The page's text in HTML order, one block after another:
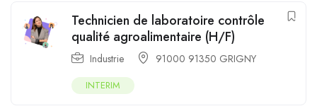
Technicien de laboratoire contrôle
qualité agroalimentaire (H/F)
Industrie 91000 91350 GRIGNY
INTERIM